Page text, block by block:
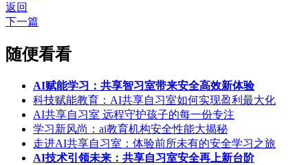
返回
下一篇
随便看看
​AI赋能学习：共享智习室带来安全高效新体验
科技赋能教育：AI共享自习室如何实现盈利最大化
AI共享自习室 远程守护孩子的每一份专注
​学习新风尚：ai教育机构安全性能大揭秘
走进AI共享自习室：体验前所未有的安全学习之旅
AI技术引领未来：共享自习室安全再上新台阶